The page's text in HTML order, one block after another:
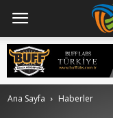
Ana Sayfa Haberler